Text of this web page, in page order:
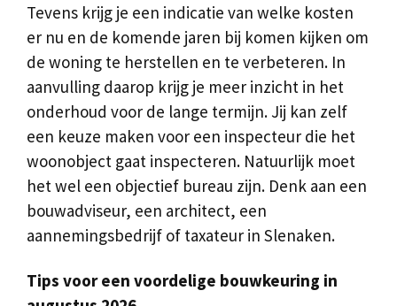
Tevens krijg je een indicatie van welke kosten
er nu en de komende jaren bij komen kijken om
de woning te herstellen en te verbeteren. In
aanvulling daarop krijg je meer inzicht in het
onderhoud voor de lange termijn. Jij kan zelf
een keuze maken voor een inspecteur die het
woonobject gaat inspecteren. Natuurlijk moet
het wel een objectief bureau zijn. Denk aan een
bouwadviseur, een architect, een
aannemingsbedrijf of taxateur in Slenaken.
Tips voor een voordelige bouwkeuring in